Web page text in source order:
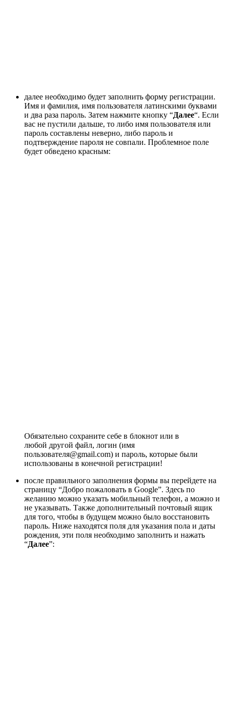
далее необходимо будет заполнить форму регистрации.
Имя и фамилия, имя пользователя латинскими буквами
и два раза пароль. Затем нажмите кнопку “Далее“. Если
вас не пустили дальше, то либо имя пользователя или
пароль составлены неверно, либо пароль и
подтверждение пароля не совпали. Проблемное поле
будет обведено красным:
Обязательно сохраните себе в блокнот или в
любой другой файл, логин (имя
пользователя@gmail.com) и пароль, которые были
использованы в конечной регистрации!
после правильного заполнения формы вы перейдете на
страницу “Добро пожаловать в Google”. Здесь по
желанию можно указать мобильный телефон, а можно и
не указывать. Также дополнительный почтовый ящик
для того, чтобы в будущем можно было восстановить
пароль. Ниже находятся поля для указания пола и даты
рождения, эти поля необходимо заполнить и нажать
“Далее”: